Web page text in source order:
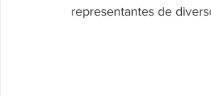
representantes de